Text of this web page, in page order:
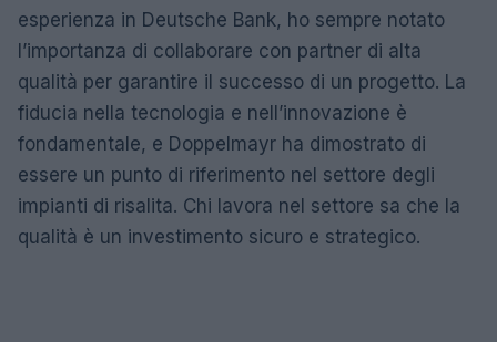
esperienza in Deutsche Bank, ho sempre notato
l’importanza di collaborare con partner di alta
qualità per garantire il successo di un progetto. La
fiducia nella tecnologia e nell’innovazione è
fondamentale, e Doppelmayr ha dimostrato di
essere un punto di riferimento nel settore degli
impianti di risalita. Chi lavora nel settore sa che la
qualità è un investimento sicuro e strategico.